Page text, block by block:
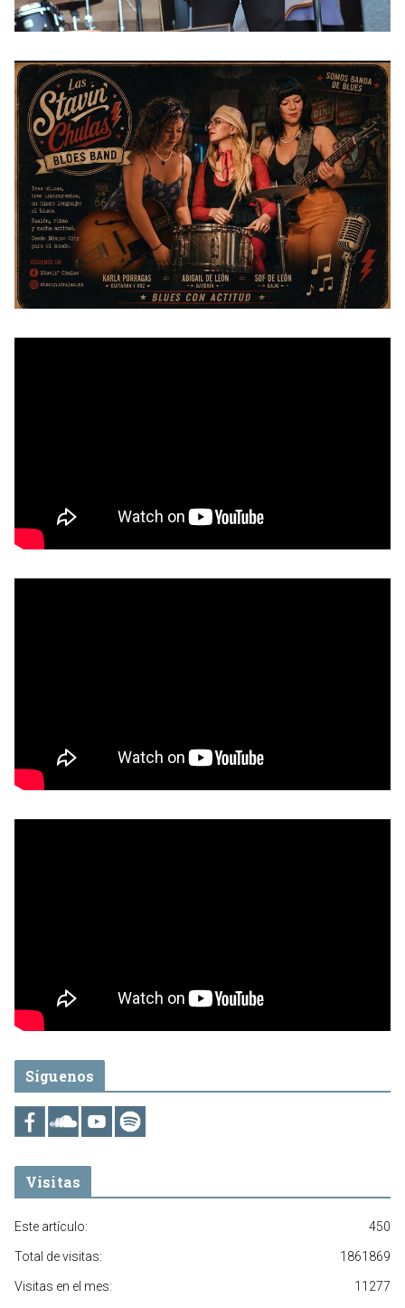
Síguenos
Visitas
450
Este artículo:
1861869
Total de visitas:
11277
Visitas en el mes: